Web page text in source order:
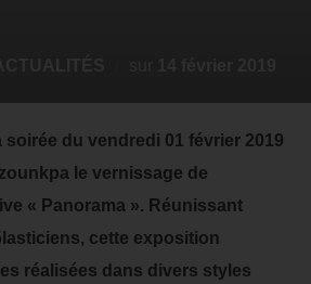
soirée du vendredi 01 février 2019
le vernissage de
« Panorama ». Réunissant
cette exposition
réalisées dans divers styles